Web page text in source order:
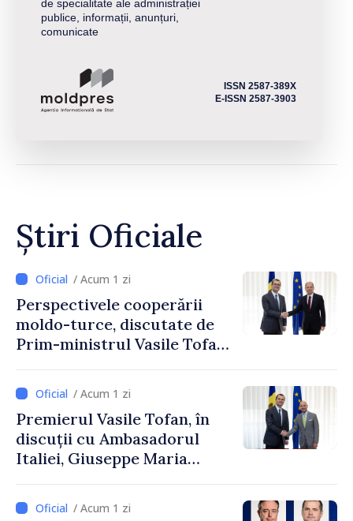
de specialitate ale administrației
publice, informații, anunțuri,
comunicate
ISSN 2587-389X
E-ISSN 2587-3903
Știri Oficiale
/ Acum 1 zi
Perspectivele cooperării
moldo-turce, discutate de
Prim-ministrul Vasile Tofan
Uygar Mustafa Sertel
/ Acum 1 zi
Premierul Vasile Tofan, în
discuții cu Ambasadorul
Italiei, Giuseppe Maria
/ Acum 1 zi